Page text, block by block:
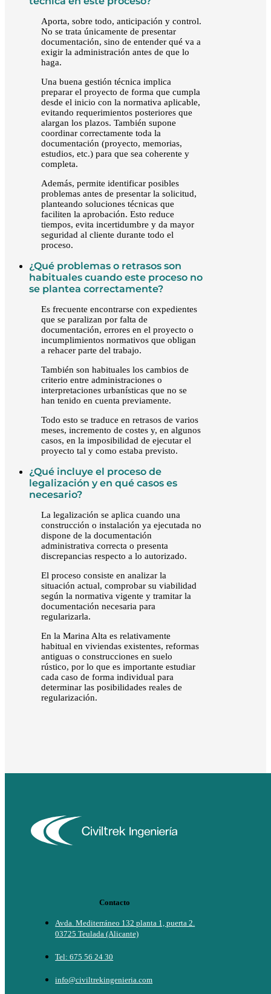
Aporta, sobre todo, anticipación y control.
No se trata únicamente de presentar
documentación, sino de entender qué va a
exigir la administración antes de que lo
haga.
Una buena gestión técnica implica
preparar el proyecto de forma que cumpla
desde el inicio con la normativa aplicable,
evitando requerimientos posteriores que
alargan los plazos. También supone
coordinar correctamente toda la
documentación (proyecto, memorias,
estudios, etc.) para que sea coherente y
completa.
Además, permite identificar posibles
problemas antes de presentar la solicitud,
planteando soluciones técnicas que
faciliten la aprobación. Esto reduce
tiempos, evita incertidumbre y da mayor
seguridad al cliente durante todo el
proceso.
¿Qué problemas o retrasos son
habituales cuando este proceso no
se plantea correctamente?
Es frecuente encontrarse con expedientes
que se paralizan por falta de
documentación, errores en el proyecto o
incumplimientos normativos que obligan
a rehacer parte del trabajo.
También son habituales los cambios de
criterio entre administraciones o
interpretaciones urbanísticas que no se
han tenido en cuenta previamente.
Todo esto se traduce en retrasos de varios
meses, incremento de costes y, en algunos
casos, en la imposibilidad de ejecutar el
proyecto tal y como estaba previsto.
¿Qué incluye el proceso de
legalización y en qué casos es
necesario?
La legalización se aplica cuando una
construcción o instalación ya ejecutada no
dispone de la documentación
administrativa correcta o presenta
discrepancias respecto a lo autorizado.
El proceso consiste en analizar la
situación actual, comprobar su viabilidad
según la normativa vigente y tramitar la
documentación necesaria para
regularizarla.
En la Marina Alta es relativamente
habitual en viviendas existentes, reformas
antiguas o construcciones en suelo
rústico, por lo que es importante estudiar
cada caso de forma individual para
determinar las posibilidades reales de
regularización.
Contacto
Avda. Mediterráneo 132 planta 1, puerta 2.
03725 Teulada (Alicante)
Tel: 675 56 24 30
info@civiltrekingenieria.com